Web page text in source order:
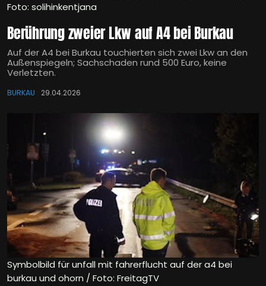
Foto: solihinkentjana
Berührung zweier Lkw auf A4 bei Burkau
Auf der A4 bei Burkau touchierten sich zwei Lkw an den
Außenspiegeln; Sachschaden rund 500 Euro, keine
Verletzten.
BURKAU 29.04.2026
Symbolbild für unfall mit fahrerflucht auf der a4 bei
burkau und ohorn / Foto: FreitagTV